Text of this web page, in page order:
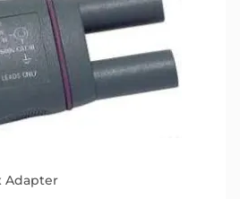
Adapter